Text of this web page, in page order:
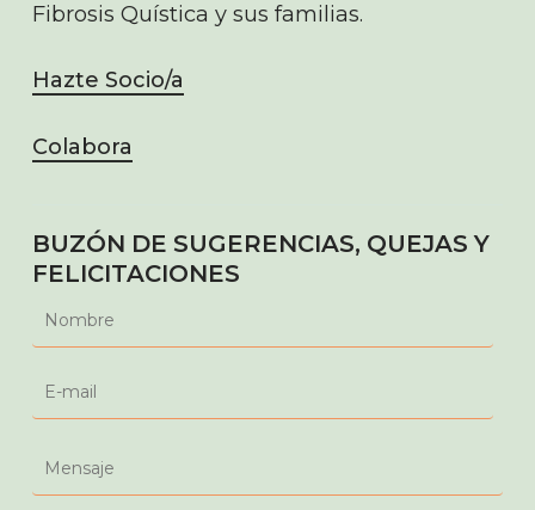
Fibrosis Quística y sus familias.
Hazte Socio/a
Colabora
BUZÓN DE SUGERENCIAS, QUEJAS Y
FELICITACIONES